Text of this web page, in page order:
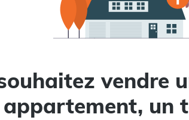
vendre
appartement, un